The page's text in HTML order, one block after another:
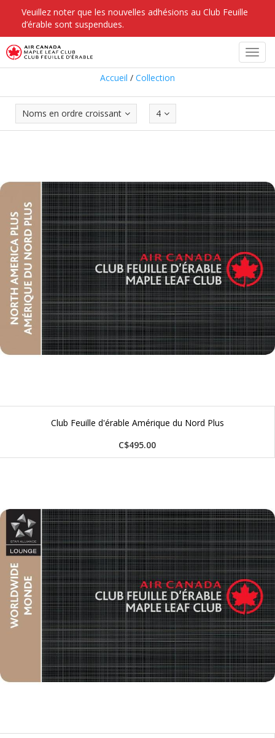
Veuillez noter que les nouvelles adhésions au Club Feuille
d’érable sont suspendues.
Accueil / Collection
Noms en ordre croissant 4
Club Feuille d'érable Amérique du Nord Plus
C$495.00